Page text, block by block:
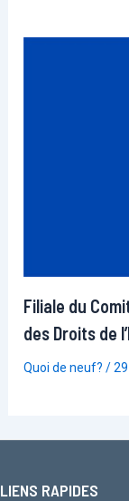
Filiale du
des Droits de
Quoi de neuf? /
LIENS RAPIDES